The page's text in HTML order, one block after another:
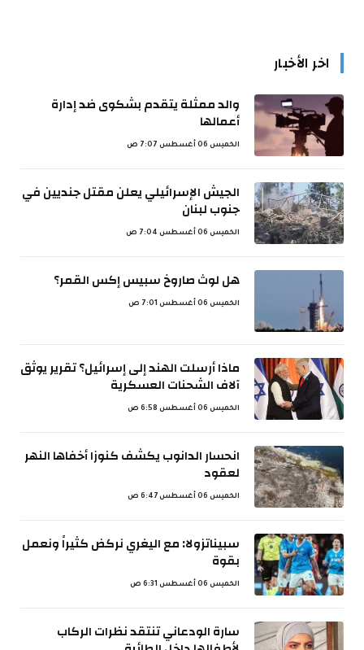
اخر الأخبار
والد ممثلة يتقدم بشكوى ضد إدارة
أعمالها
الخميس 06 أغسطس 7:07 ص
الجيش الإسرائيلي يعلن مقتل جنديين في
جنوب لبنان
الخميس 06 أغسطس 7:04 ص
هل لوث صاروخ سبيس إكس القمر؟
الخميس 06 أغسطس 7:01 ص
ماذا أرسلت الهند إلى إسرائيل؟ تقرير يوثق
آلاف الشحنات العسكرية
الخميس 06 أغسطس 6:58 ص
انحسار الدانوب يكشف كنوزا أخفاها النهر
لعقود
الخميس 06 أغسطس 6:47 ص
سبيناتزولا: مع اليغري نركض كثيراً ونعمل
بقوة
الخميس 06 أغسطس 6:31 ص
سارة الودعاني تنتقد نظرات الركاب